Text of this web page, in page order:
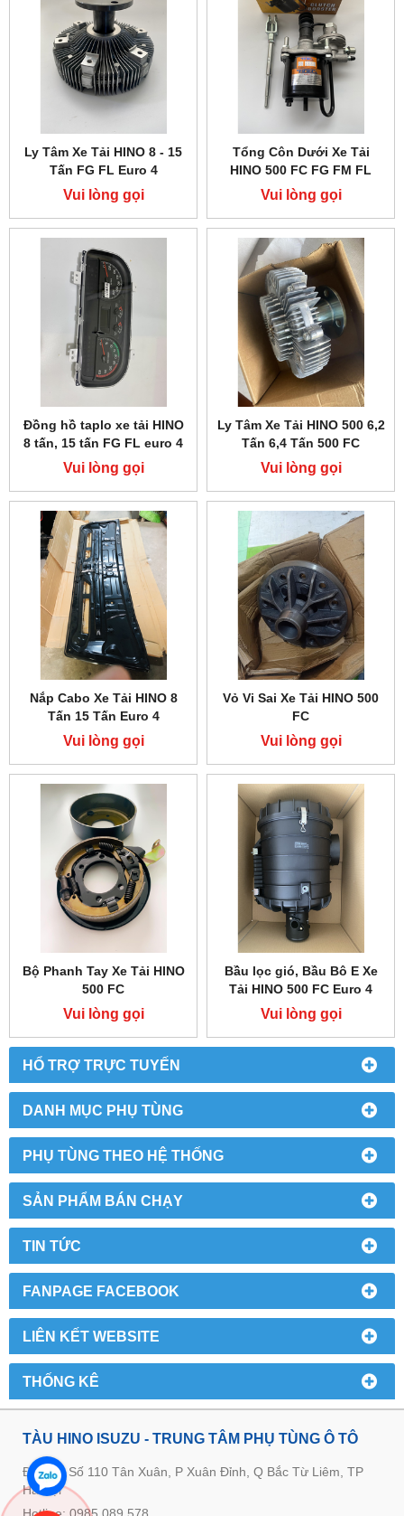
HỔ TRỢ TRỰC TUYẾN
DANH MỤC PHỤ TÙNG
PHỤ TÙNG THEO HỆ THỐNG
SẢN PHẨM BÁN CHẠY
TIN TỨC
FANPAGE FACEBOOK
LIÊN KẾT WEBSITE
THỐNG KÊ
Ly Tâm Xe Tải HINO 8 - 15
Tấn FG FL Euro 4
Vui lòng gọi
Tổng Côn Dưới Xe Tải
HINO 500 FC FG FM FL
Vui lòng gọi
Đồng hồ taplo xe tải HINO
8 tấn, 15 tấn FG FL euro 4
Vui lòng gọi
Ly Tâm Xe Tải HINO 500 6,2
Tấn 6,4 Tấn 500 FC
Vui lòng gọi
Nắp Cabo Xe Tải HINO 8
Tấn 15 Tấn Euro 4
Vui lòng gọi
Vỏ Vi Sai Xe Tải HINO 500
FC
Vui lòng gọi
Bộ Phanh Tay Xe Tải HINO
500 FC
Vui lòng gọi
Bầu lọc gió, Bầu Bô E Xe
Tải HINO 500 FC Euro 4
Vui lòng gọi
TÀU HINO ISUZU - TRUNG TÂM PHỤ TÙNG Ô TÔ
Địa chỉ: Số 110 Tân Xuân, P Xuân Đỉnh, Q Bắc Từ Liêm, TP
Hà Nội